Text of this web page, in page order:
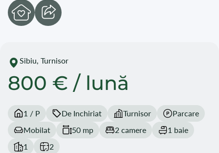
Sibiu, Turnisor
800 € / lună
1 / P De Inchiriat Turnisor
Parcare
Mobilat
50 mp 2 camere
1 baie
1
2